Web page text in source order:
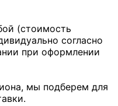
(стоимость
согласно
при оформлении
мы подберем для